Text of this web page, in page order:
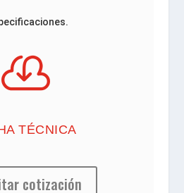

TÉCNICA
cotización